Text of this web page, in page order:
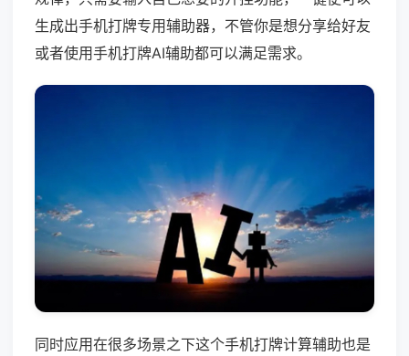
生成出手机打牌专用辅助器，不管你是想分享给好友
或者使用手机打牌AI辅助都可以满足需求。
同时应用在很多场景之下这个手机打牌计算辅助也是